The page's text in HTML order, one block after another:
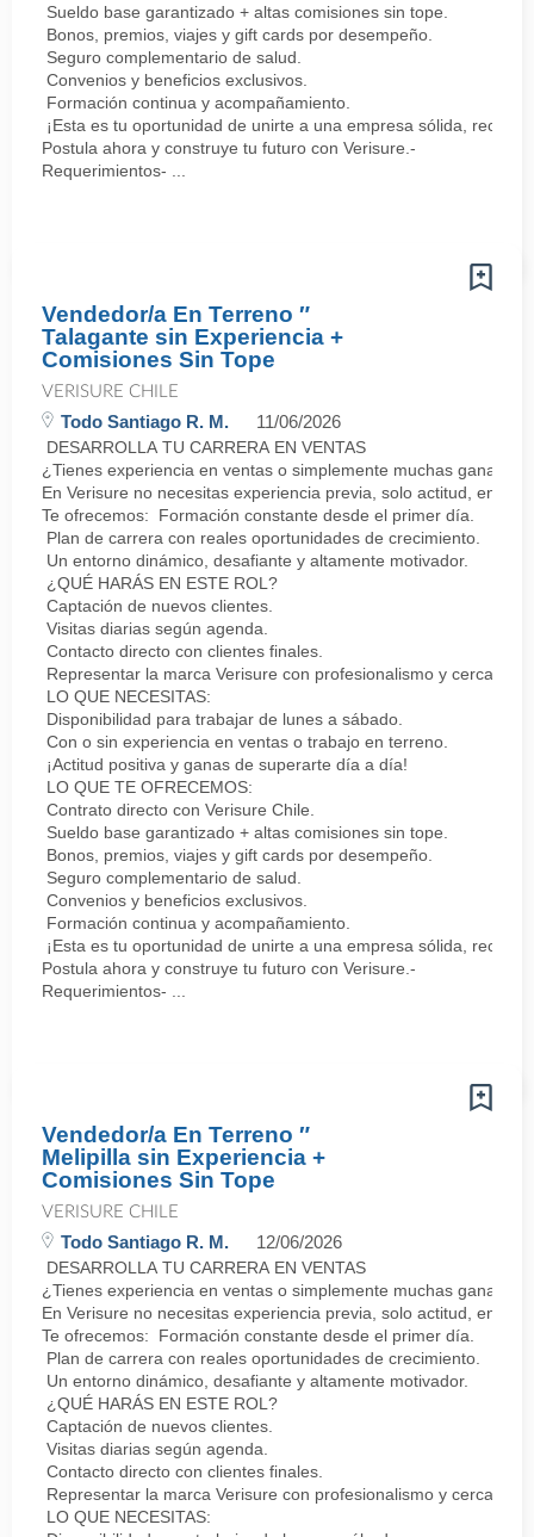
Sueldo base garantizado + altas comisiones sin tope.
Bonos, premios, viajes y gift cards por desempeño.
Seguro complementario de salud.
Convenios y beneficios exclusivos.
Formación continua y acompañamiento.
¡Esta es tu oportunidad de unirte a una empresa sólida,
Postula ahora y construye tu futuro con Verisure.-
Requerimientos- ...
Vendedor/a En Terreno ″
Talagante sin Experiencia +
Comisiones Sin Tope
VERISURE CHILE
Todo Santiago R. M. 11/06/2026
DESARROLLA TU CARRERA EN VENTAS
¿Tienes experiencia en ventas o simplemente muchas ganas
En Verisure no necesitas experiencia previa, solo actitud,
Te ofrecemos: Formación constante desde el primer día.
Plan de carrera con reales oportunidades de crecimiento.
Un entorno dinámico, desafiante y altamente motivador.
¿QUÉ HARÁS EN ESTE ROL?
Captación de nuevos clientes.
Visitas diarias según agenda.
Contacto directo con clientes finales.
Representar la marca Verisure con profesionalismo y cercanía.
LO QUE NECESITAS:
Disponibilidad para trabajar de lunes a sábado.
Con o sin experiencia en ventas o trabajo en terreno.
¡Actitud positiva y ganas de superarte día a día!
LO QUE TE OFRECEMOS:
Contrato directo con Verisure Chile.
Sueldo base garantizado + altas comisiones sin tope.
Bonos, premios, viajes y gift cards por desempeño.
Seguro complementario de salud.
Convenios y beneficios exclusivos.
Formación continua y acompañamiento.
¡Esta es tu oportunidad de unirte a una empresa sólida,
Postula ahora y construye tu futuro con Verisure.-
Requerimientos- ...
Vendedor/a En Terreno ″
Melipilla sin Experiencia +
Comisiones Sin Tope
VERISURE CHILE
Todo Santiago R. M. 12/06/2026
DESARROLLA TU CARRERA EN VENTAS
¿Tienes experiencia en ventas o simplemente muchas ganas
En Verisure no necesitas experiencia previa, solo actitud,
Te ofrecemos: Formación constante desde el primer día.
Plan de carrera con reales oportunidades de crecimiento.
Un entorno dinámico, desafiante y altamente motivador.
¿QUÉ HARÁS EN ESTE ROL?
Captación de nuevos clientes.
Visitas diarias según agenda.
Contacto directo con clientes finales.
Representar la marca Verisure con profesionalismo y cercanía.
LO QUE NECESITAS: